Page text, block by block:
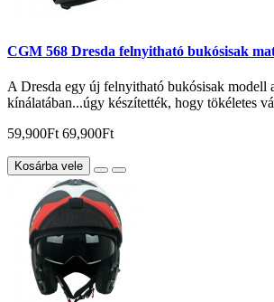
CGM 568 Dresda felnyitható bukósisak
A Dresda egy új felnyitható bukósisak modell
kínálatában...úgy készítették, hogy tökéletes
59,900Ft 69,900Ft
Kosárba vele